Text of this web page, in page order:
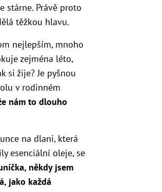
stárne. Právě proto
těžkou hlavu.
nejlepším, mnoho
zejména léto,
si žije? Je pyšnou
v rodinném
nám to dlouho
na dlani, která
esenciální oleje, se
někdy jsem
jako každá